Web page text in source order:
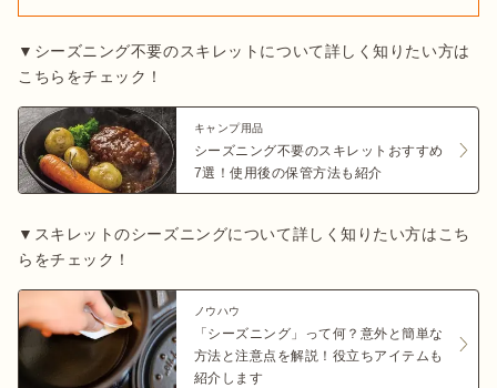
▼シーズニング不要のスキレットについて詳しく知りたい方は
こちらをチェック！
キャンプ用品
シーズニング不要のスキレットおすすめ
7選！使用後の保管方法も紹介
▼スキレットのシーズニングについて詳しく知りたい方はこち
らをチェック！
ノウハウ
「シーズニング」って何？意外と簡単な
方法と注意点を解説！役立ちアイテムも
紹介します